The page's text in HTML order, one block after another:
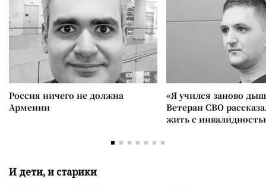
Россия ничего не должна
Армении
«Я учился заново
Ветеран СВО
жить с
И дети, и старики